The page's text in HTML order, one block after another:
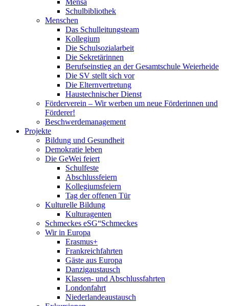
Mensa
Schulbibliothek
Menschen
Das Schulleitungsteam
Kollegium
Die Schulsozialarbeit
Die Sekretärinnen
Berufseinstieg an der Gesamtschule Weierheide
Die SV stellt sich vor
Die Elternvertretung
Haustechnischer Dienst
Förderverein – Wir werben um neue Förderinnen und
Förderer!
Beschwerdemanagement
Projekte
Bildung und Gesundheit
Demokratie leben
Die GeWei feiert
Schulfeste
Abschlussfeiern
Kollegiumsfeiern
Tag der offenen Tür
Kulturelle Bildung
Kulturagenten
Schmeckes eSG“Schmeckes
Wir in Europa
Erasmus+
Frankreichfahrten
Gäste aus Europa
Danzigaustausch
Klassen- und Abschlussfahrten
Londonfahrt
Niederlandeaustausch